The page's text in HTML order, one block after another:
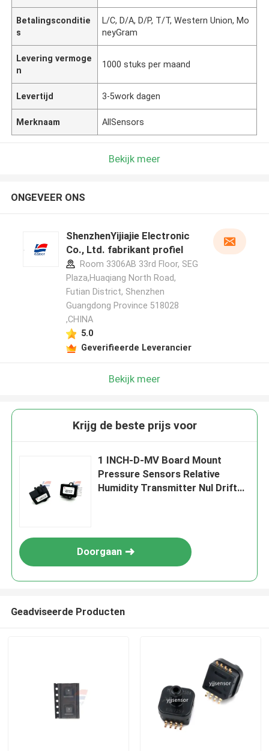
Betalingsconditie
s
L/C, D/A, D/P, T/T, Western Union, Mo
neyGram
Levering vermoge
n
1000 stuks per maand
Levertijd 3-5work dagen
Merknaam AllSensors
Bekijk meer
ONGEVEER ONS
ShenzhenYijiajie Electronic
Co., Ltd. fabrikant profiel
Room 3306AB 33rd Floor, SEG
Plaza,Huaqiang North Road,
Futian District, Shenzhen
Guangdong Province 518028
,CHINA
5.0
Geverifieerde Leverancier
Bekijk meer
Krijg de beste prijs voor
1 INCH-D-MV Board Mount
Pressure Sensors Relative
Humidity Transmitter Nul Drift
Doorgaan
Geadviseerde Producten